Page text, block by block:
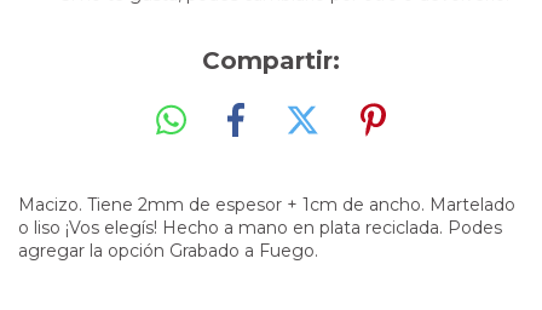
Compartir:
Macizo. Tiene 2mm de espesor + 1cm de ancho. Martelado
o liso ¡Vos elegís! Hecho a mano en plata reciclada. Podes
agregar la opción Grabado a Fuego.